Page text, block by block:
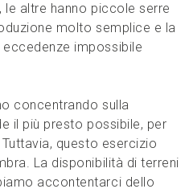
le altre hanno piccole serre
molto semplice e la
impossibile
concentrando sulla
il più presto possibile, per
questo esercizio
La disponibilità di terreni
accontentarci dello